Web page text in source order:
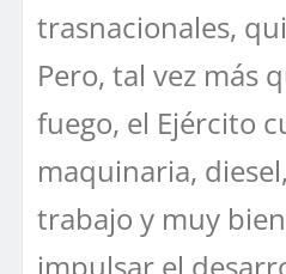
trasnacionales,
Pero, tal vez más
fuego, el Ejército
maquinaria,
trabajo y muy
impulsar el